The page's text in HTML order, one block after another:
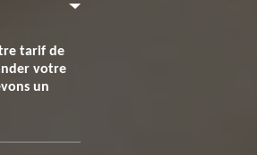
tarif de
votre
un